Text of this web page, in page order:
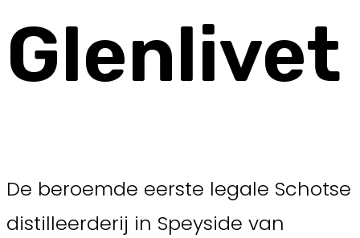
Glenlivet
De beroemde eerste legale Schotse
distilleerderij in Speyside van